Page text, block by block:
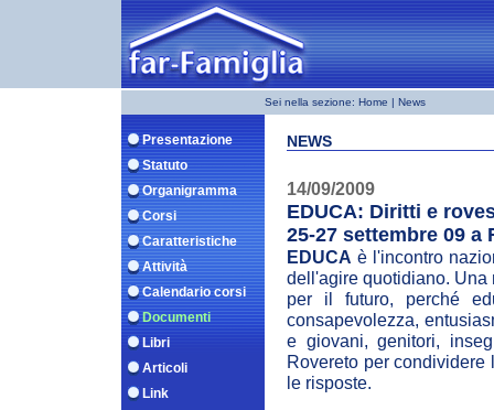
Sei nella sezione: Home | News
Presentazione
Statuto
Organigramma
Corsi
Caratteristiche
Attività
Calendario corsi
Documenti
Libri
Articoli
Link
NEWS
14/09/2009
EDUCA: Diritti e
25-27 settembre 09 a
EDUCA è l'incontro
dell'agire quotidiano.
per il futuro, perché
consapevolezza,
e giovani, genitori,
Rovereto per
le risposte.